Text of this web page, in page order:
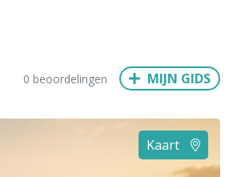
Wenen Budapest Bangkok
0 beoordelingen MIJN GIDS
Kaart